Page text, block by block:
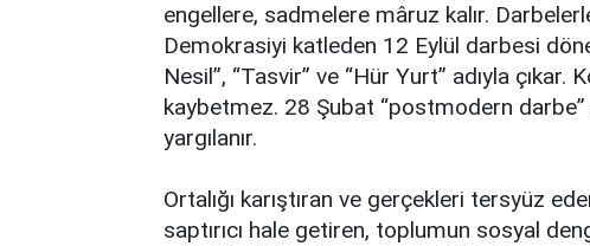
engellere, sadmelere mâruz kalır.
Demokrasiyi katleden 12 Eylül darbesi
Nesil”, “Tasvir” ve “Hür Yurt” adıyla çıkar.
kaybetmez. 28 Şubat “postmodern darbe”
yargılanır.
Ortalığı karıştıran ve gerçekleri tersyüz
saptırıcı hale getiren, toplumun sosyal